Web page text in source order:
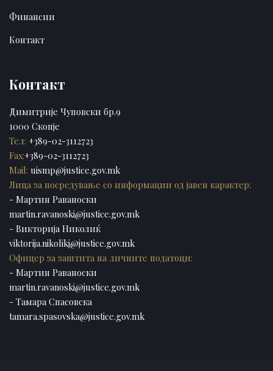
Финансии
Контакт
Контакт
Димитрије Чуповски бр.9
1000 Скопје
Тел: +389-02-3112723
Fax:+389-02-3112723
Mail: uismp@justice.gov.mk
Лица за посредување со информации од јавен карактер:
- Мартин Раваноски
martin.ravanoski@justice.gov.mk
- Викторија Николиќ
viktorija.nikolikj@justice.gov.mk
Офицер за заштита на личните податоци:
- Мартин Раваноски
martin.ravanoski@justice.gov.mk
- Тамара Спасовска
tamara.spasovska@justice.gov.mk